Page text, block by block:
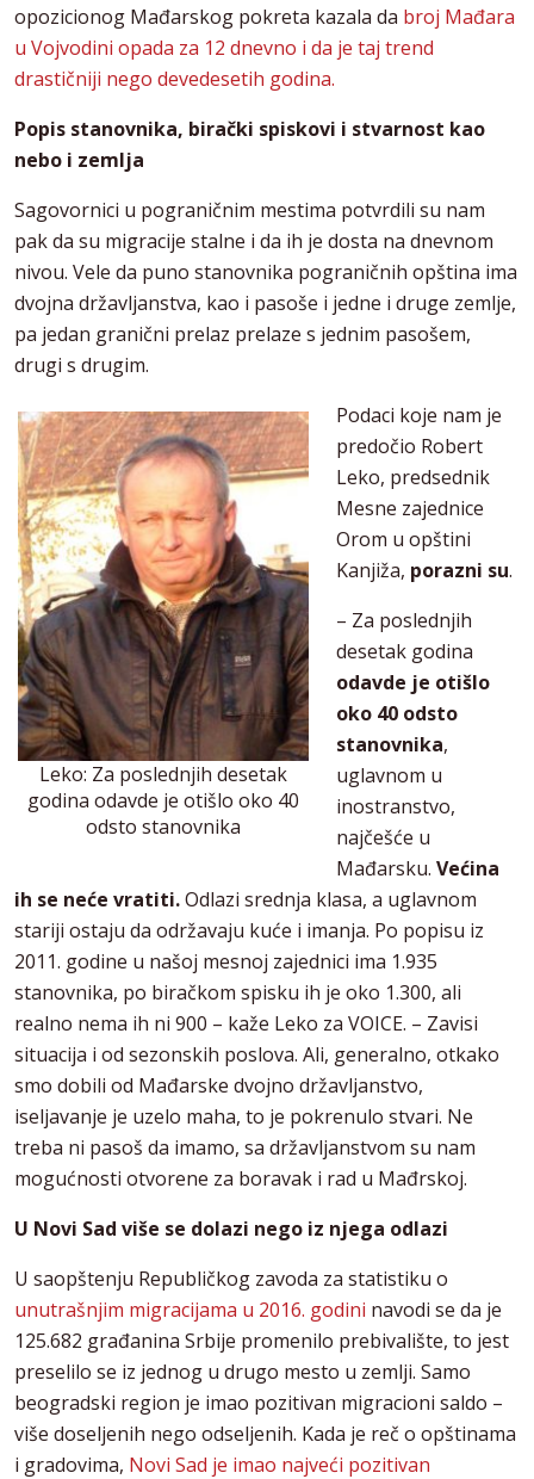
opozicionog Mađarskog pokreta kazala da broj Mađara
u Vojvodini opada za 12 dnevno i da je taj trend
drastičniji nego devedesetih godina.
Popis stanovnika, birački spiskovi i stvarnost kao
nebo i zemlja
Sagovornici u pograničnim mestima potvrdili su nam
pak da su migracije stalne i da ih je dosta na dnevnom
nivou. Vele da puno stanovnika pograničnih opština ima
dvojna državljanstva, kao i pasoše i jedne i druge zemlje,
pa jedan granični prelaz prelaze s jednim pasošem,
drugi s drugim.
Leko: Za poslednjih desetak
godina odavde je otišlo oko 40
odsto stanovnika
Podaci koje nam je
predočio Robert
Leko, predsednik
Mesne zajednice
Orom u opštini
Kanjiža, porazni su.
– Za poslednjih
desetak godina
odavde je otišlo
oko 40 odsto
stanovnika,
uglavnom u
inostranstvo,
najčešće u
Mađarsku. Većina
ih se neće vratiti.Odlazi srednja klasa, a uglavnom
stariji ostaju da održavaju kuće i imanja. Po popisu iz
2011. godine u našoj mesnoj zajednici ima 1.935
stanovnika, po biračkom spisku ih je oko 1.300, ali
realno nema ih ni 900 – kaže Leko za VOICE. – Zavisi
situacija i od sezonskih poslova. Ali, generalno, otkako
smo dobili od Mađarske dvojno državljanstvo,
iseljavanje je uzelo maha, to je pokrenulo stvari. Ne
treba ni pasoš da imamo, sa državljanstvom su nam
mogućnosti otvorene za boravak i rad u Mađrskoj.
U Novi Sad više se dolazi nego iz njega odlazi
U saopštenju Republičkog zavoda za statistiku o
unutrašnjim migracijama u 2016. godini navodi se da je
125.682 građanina Srbije promenilo prebivalište, to jest
preselilo se iz jednog u drugo mesto u zemlji. Samo
beogradski region je imao pozitivan migracioni saldo –
više doseljenih nego odseljenih. Kada je reč o opštinama
i gradovima, Novi Sad je imao najveći pozitivan